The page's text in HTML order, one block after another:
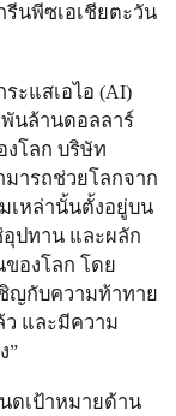
นพีซเอเชียตะวัน
ะแสเอไอ (AI)
นล้านดอลลาร์
งโลก บริษัท
ารถช่วยโลกจาก
เหล่านั้นตั้งอยู่บน
ปทาน และผลัก
องโลก โดย
ญกับความท้าทาย
และมีความ
”
ดเป้าหมายด้าน